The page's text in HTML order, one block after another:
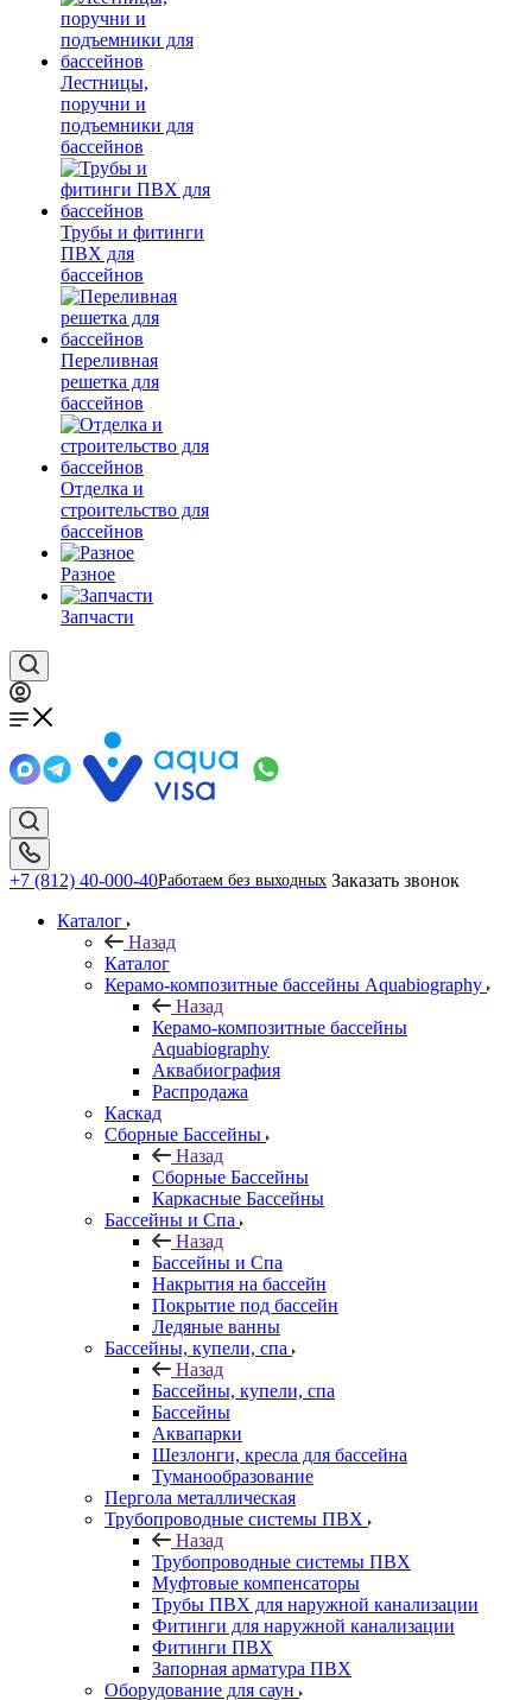
Лестницы,
поручни и
подъемники для
бассейнов
Трубы и фитинги
ПВХ для
бассейнов
Переливная
решетка для
бассейнов
Отделка и
строительство для
бассейнов
Разное
Запчасти
+7 (812) 40-000-40Работаем без выходных Заказать звонок
Каталог
Назад
Каталог
Керамо-композитные бассейны Aquabiography
Назад
Керамо-композитные бассейны
Aquabiography
Аквабиография
Распродажа
Каскад
Сборные Бассейны
Назад
Сборные Бассейны
Каркасные Бассейны
Бассейны и Спа
Назад
Бассейны и Спа
Накрытия на бассейн
Покрытие под бассейн
Ледяные ванны
Бассейны, купели, спа
Назад
Бассейны, купели, спа
Бассейны
Аквапарки
Шезлонги, кресла для бассейна
Туманообразование
Пергола металлическая
Трубопроводные системы ПВХ
Назад
Трубопроводные системы ПВХ
Муфтовые компенсаторы
Трубы ПВХ для наружной канализации
Фитинги для наружной канализации
Фитинги ПВХ
Запорная арматура ПВХ
Оборудование для саун